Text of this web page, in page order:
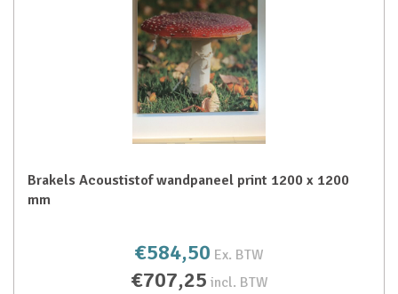
Brakels Acoustistof wandpaneel print 1200 x 1200
mm
€584,50 Ex. BTW
€707,25 incl. BTW